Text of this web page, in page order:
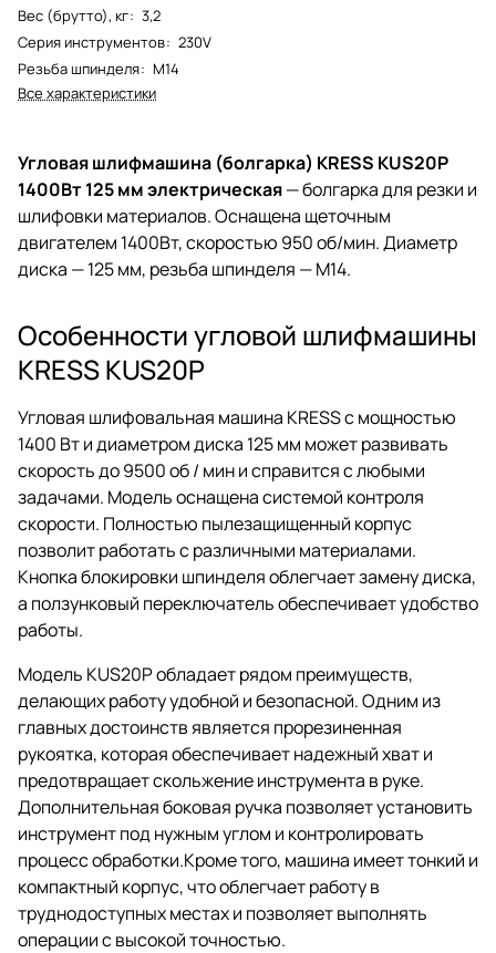
Вес (брутто), кг: 3,2
Серия инструментов: 230V
Резьба шпинделя: М14
Все характеристики
Угловая шлифмашина (болгарка) KRESS KUS20P
1400Вт 125 мм электрическая— болгарка для резки и
шлифовки материалов. Оснащена щеточным
двигателем 1400Вт, скоростью 950 об/мин. Диаметр
диска — 125 мм, резьба шпинделя — М14.
Особенности угловой шлифмашины
KRESS KUS20P
Угловая шлифовальная машина KRESS с мощностью
1400 Вт и диаметром диска 125 мм может развивать
скорость до 9500 об / мин и справится с любыми
задачами. Модель оснащена системой контроля
скорости. Полностью пылезащищенный корпус
позволит работать с различными материалами.
Кнопка блокировки шпинделя облегчает замену диска,
а ползунковый переключатель обеспечивает удобство
работы.
Модель KUS20P обладает рядом преимуществ,
делающих работу удобной и безопасной. Одним из
главных достоинств является прорезиненная
рукоятка, которая обеспечивает надежный хват и
предотвращает скольжение инструмента в руке.
Дополнительная боковая ручка позволяет установить
инструмент под нужным углом и контролировать
процесс обработки.Кроме того, машина имеет тонкий и
компактный корпус, что облегчает работу в
труднодоступных местах и позволяет выполнять
операции с высокой точностью.